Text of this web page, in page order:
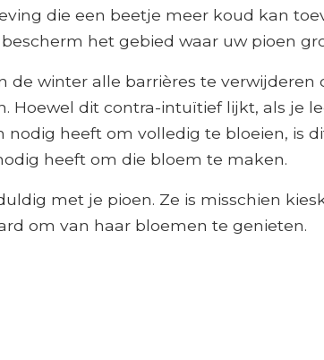
die een beetje meer koud kan
het gebied waar uw pioen
de winter alle barrières te
Hoewel dit contra-intuïtief lijkt, als je
nodig heeft om volledig te bloeien, is
heeft om die bloem te maken.
met je pioen. Ze is misschien
om van haar bloemen te genieten.